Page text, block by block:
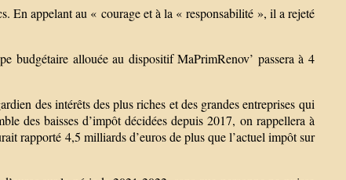
En appelant au « courage et à la « responsabilité », il a rejeté
budgétaire allouée au dispositif MaPrimRenov’ passera à 4
des intérêts des plus riches et des grandes entreprises qui
des baisses d’impôt décidées depuis 2017, on rappellera à
rapporté 4,5 milliards d’euros de plus que l’actuel impôt sur